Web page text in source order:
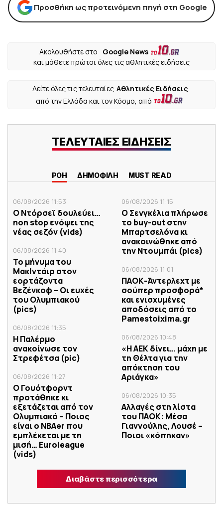
Προσθήκη ως προτεινόμενη πηγή στη Google
Ακολουθήστε στο
Google News
και μάθετε πρώτοι όλες τις αθλητικές ειδήσεις
Δείτε όλες τις τελευταίες Αθλητικές Ειδήσεις
από την Ελλάδα και τον Κόσμο, από
ΤΕΛΕΥΤΑΙΕΣ ΕΙΔΗΣΕΙΣ
ΡΟΗ ΔΗΜΟΦΙΛΗ MUST READ
06/08/2026 11:53
Ο Ντόρσεϊ δουλεύει…
non stop ενόψει της
νέας σεζόν (vids)
06/08/2026 11:40
Το μήνυμα του
ΜακΙντάιρ στον
εορτάζοντα
Βεζένκοφ – Οι ευχές
του Ολυμπιακού
(pics)
06/08/2026 11:35
Η Παλέρμο
ανακοίνωσε τον
Στρεφέτσα (pic)
06/08/2026 11:27
Ο Γουότφορντ
προτάθηκε κι
εξετάζεται από τον
Ολυμπιακό – Ποιος
είναι ο ΝΒΑer που
εμπλέκεται με τη
μισή… Euroleague
(vids)
06/08/2026 11:15
Ο Σενγκέλια πλήρωσε
το buy-out στην
Μπαρτσελόνα κι
ανακοινώθηκε από
την Ντουμπάι (pics)
06/08/2026 11:01
ΠΑΟΚ-Άντερλεχτ με
σούπερ προσφορά*
και ενισχυμένες
αποδόσεις από το
Pamestoixima.gr
06/08/2026 10:48
«Η ΑΕΚ δίνει… μάχη με
τη Θέλτα για την
απόκτηση του
Αριάγκα»
06/08/2026 10:35
Αλλαγές στη λίστα
του ΠΑΟΚ: Μέσα
Γιαννούλης, Λουσέ –
Ποιοι «κόπηκαν»
Διαβάστε περισσότερα